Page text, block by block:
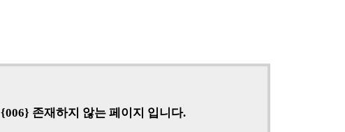
{006} 존재하지 않는 페이지 입니다.